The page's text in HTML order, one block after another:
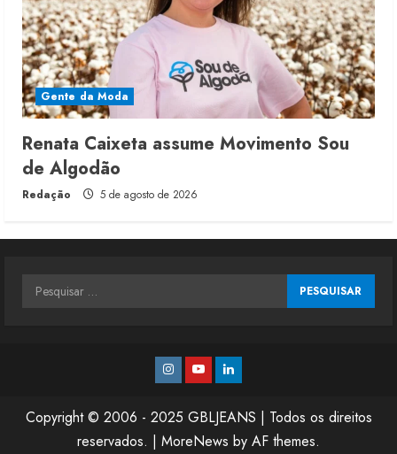
Gente da Moda
Renata Caixeta assume Movimento Sou
de Algodão
Redação 5 de agosto de 2026
Pesquisar
Instagram
YoutubeLinkedin
Copyright © 2006 - 2025 GBLJEANS | Todos os direitos
reservados. | MoreNews by AF themes.